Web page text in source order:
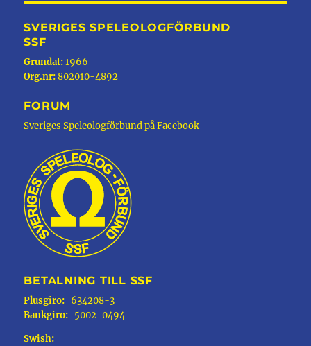
SVERIGES SPELEOLOGFÖRBUND
SSF
Grundat:1966
Org.nr:802010-4892
FORUM
Sveriges Speleologförbund på Facebook
BETALNING TILL SSF
Plusgiro: 634208-3
Bankgiro: 5002-0494
Swish: